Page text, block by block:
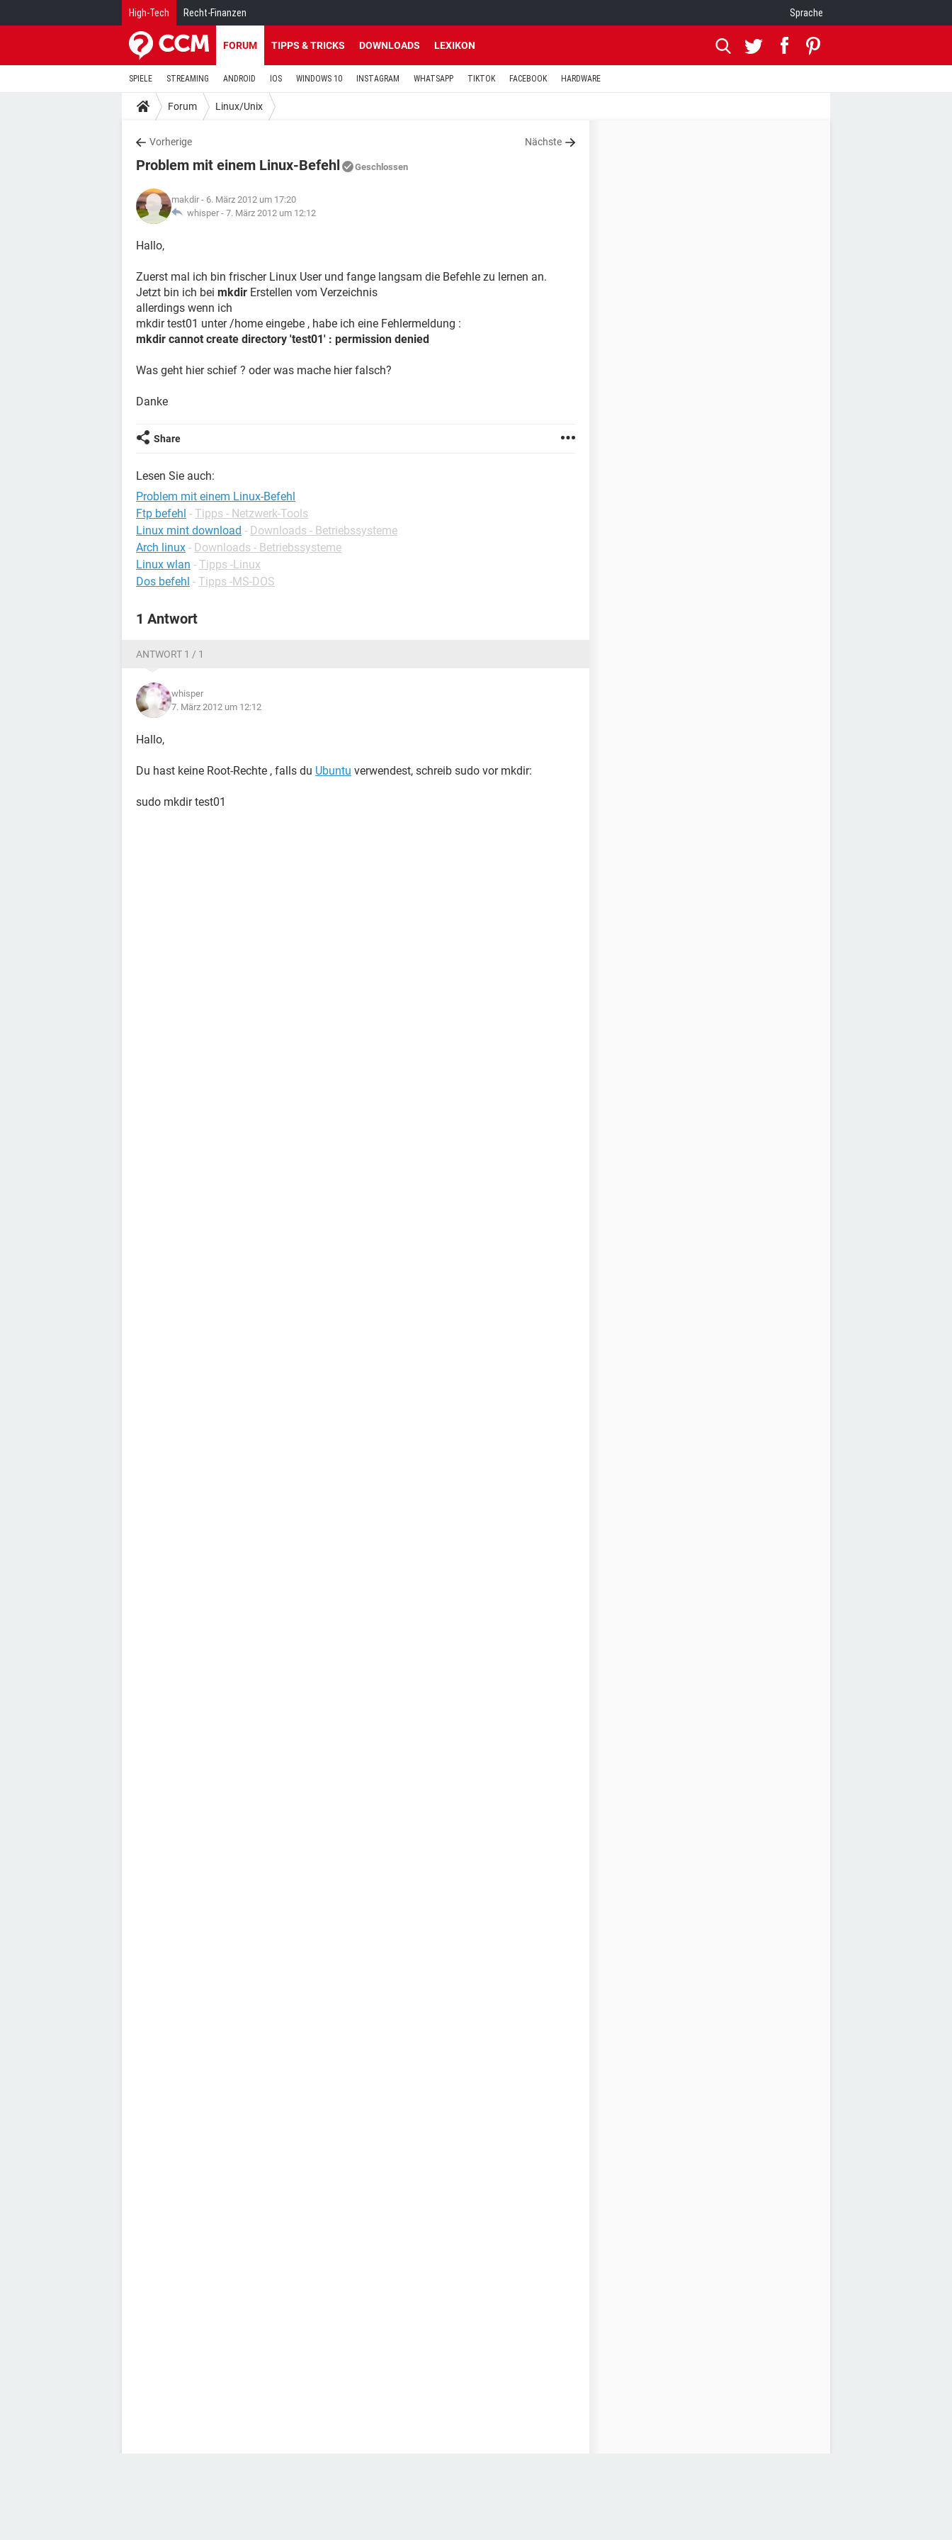
High-Tech Recht-Finanzen Sprache
FORUM TIPPS & TRICKS DOWNLOADS LEXIKON
SPIELE STREAMING ANDROID IOS WINDOWS 10 INSTAGRAM WHATSAPP TIKTOK FACEBOOK HARDWARE
Forum Linux/Unix
Vorherige Nächste
Problem mit einem Linux-Befehl Geschlossen
makdir - 6. März 2012 um 17:20
whisper - 7. März 2012 um 12:12
Hallo,
Zuerst mal ich bin frischer Linux User und fange langsam die Befehle zu lernen an.
Jetzt bin ich bei mkdir Erstellen vom Verzeichnis
allerdings wenn ich
mkdir test01 unter /home eingebe , habe ich eine Fehlermeldung :
mkdir cannot create directory 'test01' : permission denied
Was geht hier schief ? oder was mache hier falsch?
Danke
Share
Lesen Sie auch:
Problem mit einem Linux-Befehl
Ftp befehl - Tipps - Netzwerk-Tools
Linux mint download - Downloads - Betriebssysteme
Arch linux - Downloads - Betriebssysteme
Linux wlan - Tipps -Linux
Dos befehl - Tipps -MS-DOS
1 Antwort
ANTWORT 1 / 1
whisper
7. März 2012 um 12:12
Hallo,
Du hast keine Root-Rechte , falls du Ubuntu verwendest, schreib sudo vor mkdir:
sudo mkdir test01